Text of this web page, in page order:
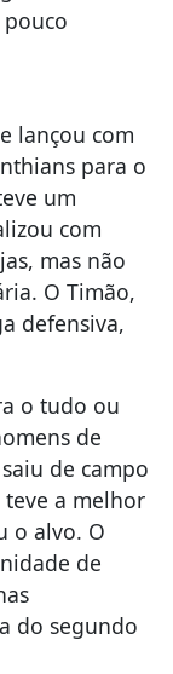
lançou com
para o
um
com
mas não
O Timão,
defensiva,
o tudo ou
de
de campo
a melhor
o alvo. O
de
do segundo